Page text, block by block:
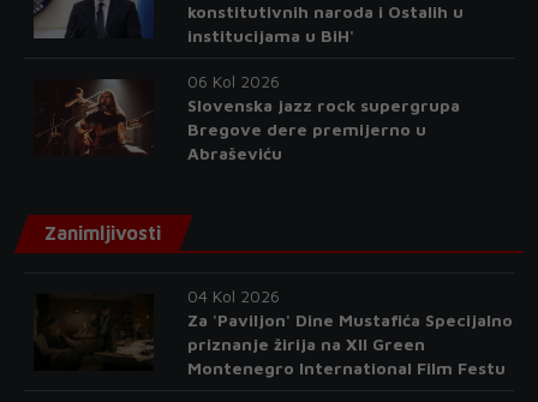
konstitutivnih naroda i Ostalih u
institucijama u BiH'
06 Kol 2026
Slovenska jazz rock supergrupa
Bregove dere premijerno u
Abraševiću
Zanimljivosti
04 Kol 2026
Za 'Paviljon' Dine Mustafića Specijalno
priznanje žirija na XII Green
Montenegro International Film Festu